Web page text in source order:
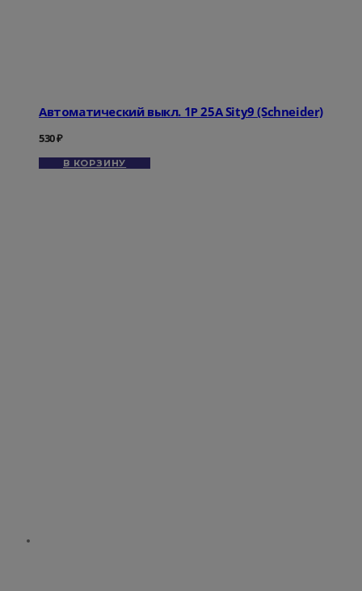
Автоматический выкл. 1Р 25А Sity9 (Schneider)
530₽
В КОРЗИНУ